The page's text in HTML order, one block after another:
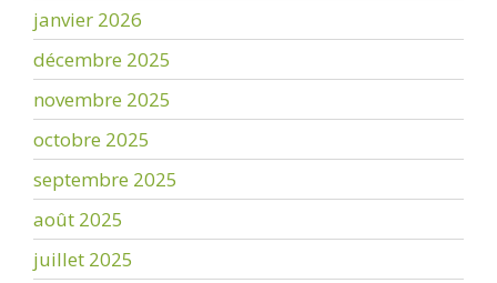
janvier 2026
décembre 2025
novembre 2025
octobre 2025
septembre 2025
août 2025
juillet 2025